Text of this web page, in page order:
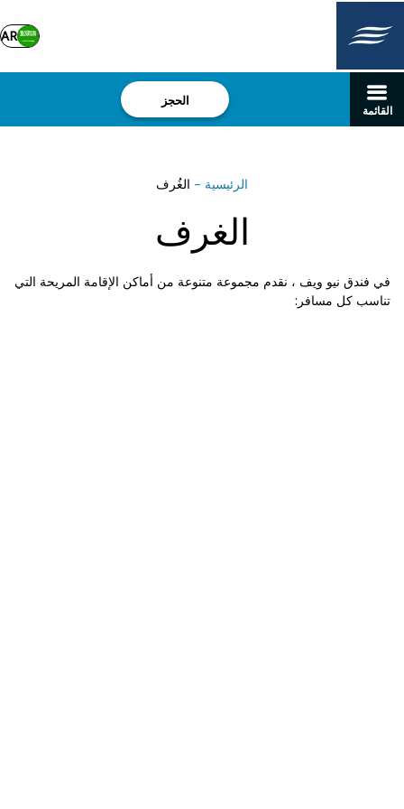
AR
القائمة
الحجز
الرئيسية – الغُرف
الغرف
في فندق نيو ويف ، نقدم مجموعة متنوعة من أماكن الإقامة المريحة التي
تناسب كل مسافر: